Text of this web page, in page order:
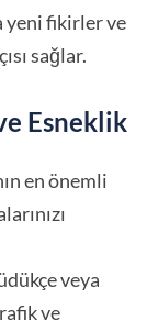
yeni fikirler ve
sağlar.
Esneklik
en önemli
veya
ve